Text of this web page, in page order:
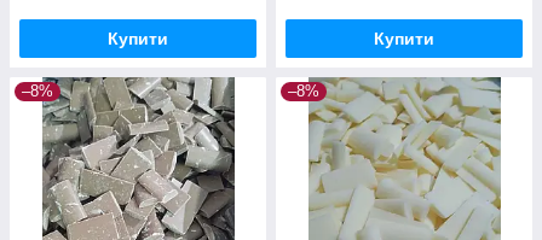
Купити Купити
–8% –8%